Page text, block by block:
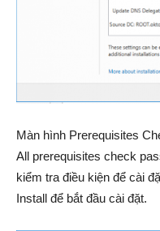
Màn hình Prerequisites
All prerequisites check
kiểm tra điều kiện để cài
Install để bắt đầu cài đặt.